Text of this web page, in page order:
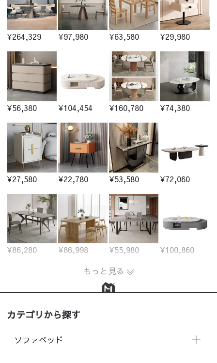
¥264,329 ¥97,980 ¥63,580 ¥29,980
¥56,380 ¥104,454 ¥160,780 ¥74,380
¥27,580 ¥22,780 ¥53,580 ¥72,060
¥86,280 ¥86,998 ¥55,980
¥100,860
もっと見る
カテゴリから探す
ソファベッド